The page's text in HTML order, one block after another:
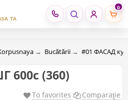
TA
0
→ Bucătării → #01 ФАСАД
600c (360)
To favorites Comparaţie